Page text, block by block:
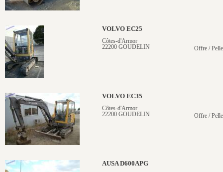
VOLVO EC25
Côtes-d'Armor
22200 GOUDELIN
Offre /
VOLVO EC35
Côtes-d'Armor
22200 GOUDELIN
Offre /
AUSA D600APG